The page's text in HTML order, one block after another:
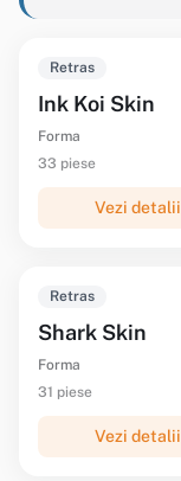
Retras
Ink Koi Skin
Forma
33 piese
Vezi detalii
Retras
Shark Skin
Forma
31 piese
Vezi detalii